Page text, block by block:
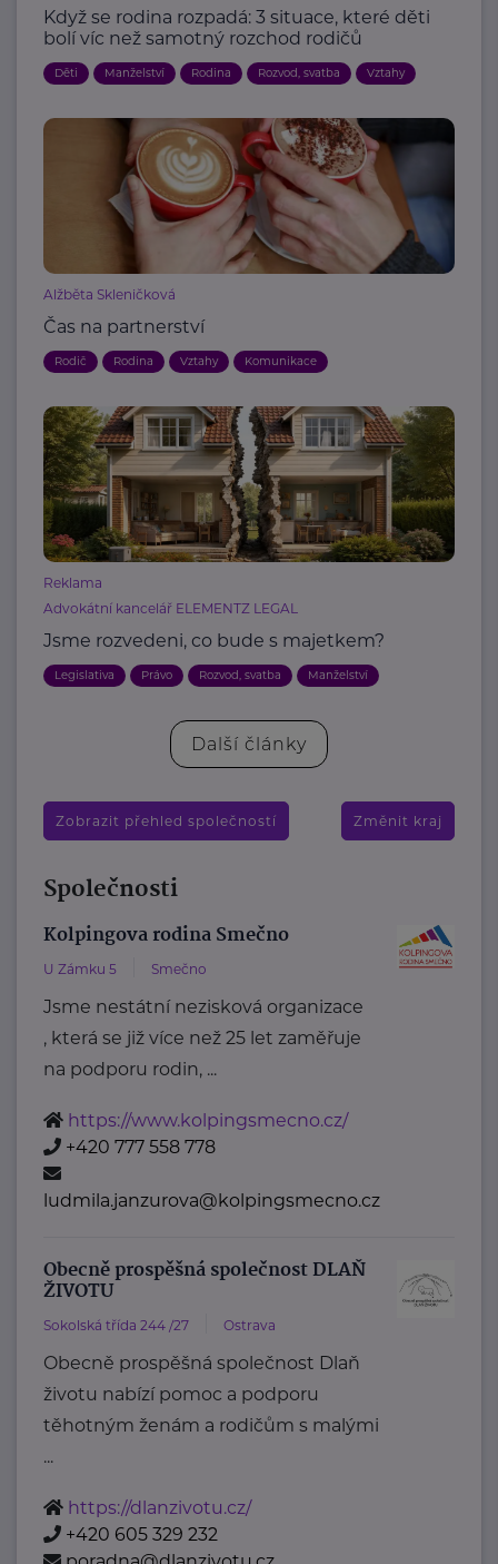
Když se rodina rozpadá: 3 situace, které děti
bolí víc než samotný rozchod rodičů
Děti Manželství Rodina Rozvod, svatba Vztahy
Alžběta Skleničková
Čas na partnerství
Rodič Rodina Vztahy Komunikace
Reklama
Advokátní kancelář ELEMENTZ LEGAL
Jsme rozvedeni, co bude s majetkem?
Legislativa Právo Rozvod, svatba Manželství
Další články
Zobrazit přehled společností Změnit kraj
Společnosti
Kolpingova rodina Smečno
U Zámku 5 Smečno
Jsme nestátní nezisková organizace
, která se již více než 25 let zaměřuje
na podporu rodin, ...
https://www.kolpingsmecno.cz/
+420 777 558 778
ludmila.janzurova@kolpingsmecno.cz
Obecně prospěšná společnost DLAŇ
ŽIVOTU
Sokolská třída 244 /27 Ostrava
Obecně prospěšná společnost Dlaň
životu nabízí pomoc a podporu
těhotným ženám a rodičům s malými
...
https://dlanzivotu.cz/
+420 605 329 232